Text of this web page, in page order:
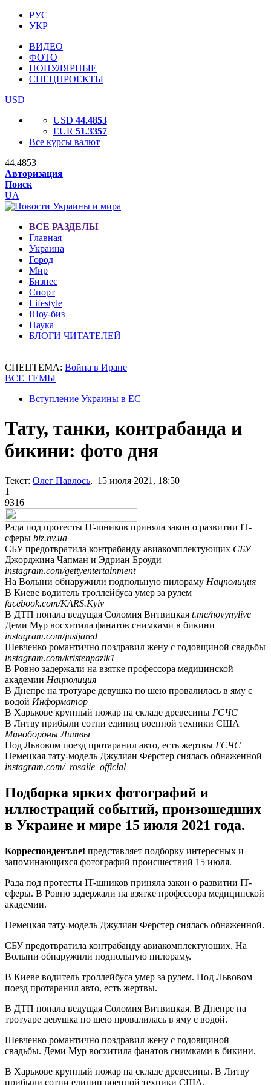
РУС
УКР
ВИДЕО
ФОТО
ПОПУЛЯРНЫЕ
СПЕЦПРОЕКТЫ
USD
USD 44.4853
EUR 51.3357
Все курсы валют
44.4853
Авторизация
Поиск
UA
ВСЕ РАЗДЕЛЫ
Главная
Украина
Город
Мир
Бизнес
Спорт
Lifestyle
Шоу-биз
Наука
БЛОГИ ЧИТАТЕЛЕЙ
СПЕЦТЕМА: Война в Иране
ВСЕ ТЕМЫ
Вступление Украины в ЕС
Тату, танки, контрабанда и
бикини: фото дня
Текст: Олег Павлось, 15 июля 2021, 18:50
1
9316
Рада под протесты IT-шников приняла закон о развитии IT-
сферы biz.nv.ua
СБУ предотвратила контрабанду авиакомплектующих СБУ
Джорджина Чапман и Эдриан Броуди
instagram.com/gettyentertainment
На Волыни обнаружили подпольную пилораму Нацполиция
В Киеве водитель троллейбуса умер за рулем
facebook.com/KARS.Kyiv
В ДТП попала ведущая Соломия Витвицкая t.me/novynylive
Деми Мур восхитила фанатов снимками в бикини
instagram.com/justjared
Шевченко романтично поздравил жену с годовщиной свадьбы
instagram.com/kristenpazik1
В Ровно задержали на взятке профессора медицинской
академии Нацполиция
В Днепре на тротуаре девушка по шею провалилась в яму с
водой Информатор
В Харькове крупный пожар на складе древесины ГСЧС
В Литву прибыли сотни единиц военной техники США
Минобороны Литвы
Под Львовом поезд протаранил авто, есть жертвы ГСЧС
Немецкая тату-модель Джулиан Ферстер снялась обнаженной
instagram.com/_rosalie_official_
Подборка ярких фотографий и
иллюстраций событий, произошедших
в Украине и мире 15 июля 2021 года.
Корреспондент.net представляет подборку интересных и
запоминающихся фотографий происшествий 15 июля.
Рада под протесты IT-шников приняла закон о развитии IT-
сферы. В Ровно задержали на взятке профессора медицинской
академии.
Немецкая тату-модель Джулиан Ферстер снялась обнаженной.
СБУ предотвратила контрабанду авиакомплектующих. На
Волыни обнаружили подпольную пилораму.
В Киеве водитель троллейбуса умер за рулем. Под Львовом
поезд протаранил авто, есть жертвы.
В ДТП попала ведущая Соломия Витвицкая. В Днепре на
тротуаре девушка по шею провалилась в яму с водой.
Шевченко романтично поздравил жену с годовщиной
свадьбы. Деми Мур восхитила фанатов снимками в бикини.
В Харькове крупный пожар на складе древесины. В Литву
прибыли сотни единиц военной техники США.